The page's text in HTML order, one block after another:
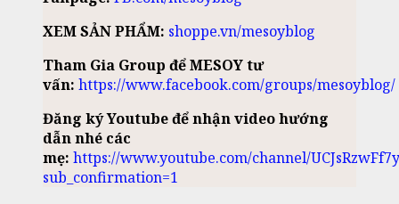
XEM SẢN PHẨM: shoppe.vn/mesoyblog
Tham Gia Group để MESOY tư
vấn: https://www.facebook.com/groups/mesoyblog/
Đăng ký Youtube để nhận video hướng
dẫn nhé các
mẹ: https://www.youtube.com/channel/
sub_confirmation=1